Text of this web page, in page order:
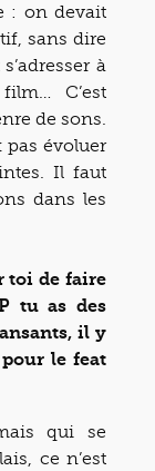
: on devait
sans dire
à
C’est
de sons.
pas évoluer
Il faut
dans les
toi de faire
tu as des
il y
le feat
qui se
ce n’est